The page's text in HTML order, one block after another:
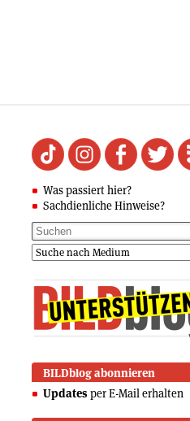
Was passiert hier?
Sachdienliche Hinweise?
BILDblog abonnieren
Updates per E-Mail erhalten